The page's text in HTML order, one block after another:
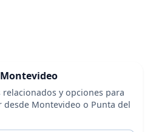
y opciones para
Montevideo o Punta del